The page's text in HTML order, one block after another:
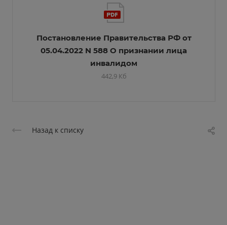
Постановление Правительства РФ от
05.04.2022 N 588 О признании лица
инвалидом
442,9 Кб
Назад к списку